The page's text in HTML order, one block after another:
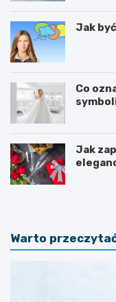
Jak
Co
Jak
Warto